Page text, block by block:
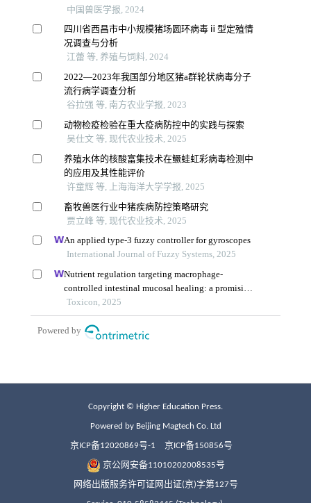
Copyright © Higher Education Press.
Powered by Beijing Magtech Co. Ltd
京ICP备12020869号-1 京ICP备150856号
京公网安备11010202008535号
网络出版服务许可证网出证(京)字第127号